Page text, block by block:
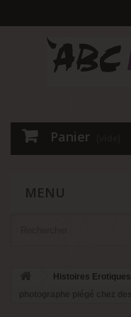
Panier
MENU
Histoires Erotiques